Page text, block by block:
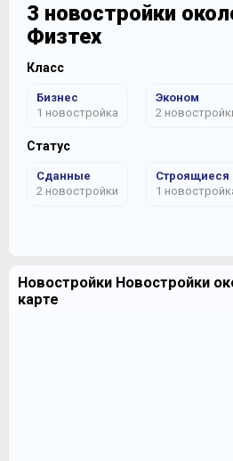
3 новостройки
Физтех
Класс
Бизнес
1 новостройка
Эконом
2
Статус
Сданные
2 новостройки
Строящиеся
1
Новостройки Новостройки
карте